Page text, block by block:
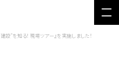
”を知る！現場ツアー』を実施しました！